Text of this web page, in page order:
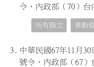
令、內政部（70）台
所有條文 異動
3. 中華民國67年11月
號令、內政部（67）